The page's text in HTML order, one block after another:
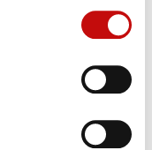
sistemi idraulici
basati
alta qualità.
e garantire